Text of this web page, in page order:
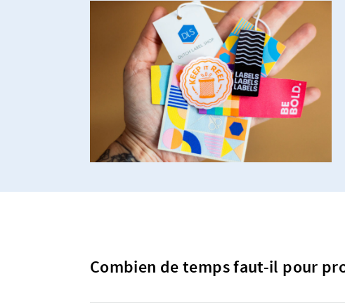
Combien de temps faut-il pour